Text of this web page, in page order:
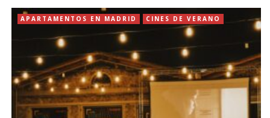
APARTAMENTOS EN MADRID CINES DE VERANO